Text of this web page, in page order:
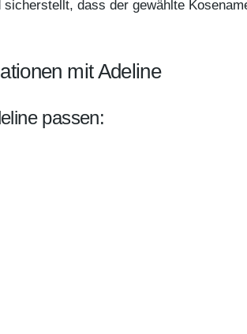
dass der gewählte
mit Adeline
passen: